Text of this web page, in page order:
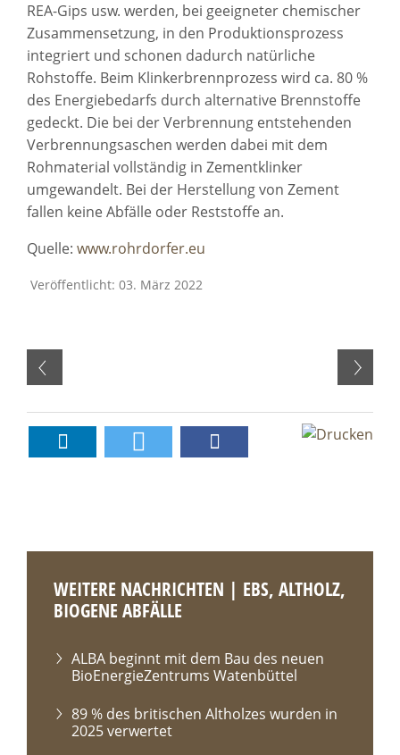
REA-Gips usw. werden, bei geeigneter chemischer
Zusammensetzung, in den Produktionsprozess
integriert und schonen dadurch natürliche
Rohstoffe. Beim Klinkerbrennprozess wird ca. 80 %
des Energiebedarfs durch alternative Brennstoffe
gedeckt. Die bei der Verbrennung entstehenden
Verbrennungsaschen werden dabei mit dem
Rohmaterial vollständig in Zementklinker
umgewandelt. Bei der Herstellung von Zement
fallen keine Abfälle oder Reststoffe an.
Quelle: www.rohrdorfer.eu
Veröffentlicht: 03. März 2022
WEITERE NACHRICHTEN | EBS, ALTHOLZ,
BIOGENE ABFÄLLE
ALBA beginnt mit dem Bau des neuen
BioEnergieZentrums Watenbüttel
89 % des britischen Altholzes wurden in
2025 verwertet